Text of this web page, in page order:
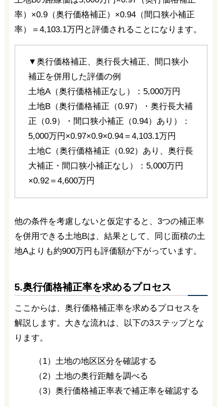
率）×0.9（奥行価格補正）×0.94（間口狭小補正
率）＝4,103.1万円と評価されることになります。
▼奥行価格補正、奥行長大補正、間口狭小
補正を併用した評価の例
土地A（奥行価格補正なし）：5,000万円
土地B（奥行価格補正（0.97）・奥行長大補
正（0.9）・間口狭小補正（0.94）あり）：
5,000万円×0.97×0.9×0.94＝4,103.1万円
土地C（奥行価格補正（0.92）あり、奥行長
大補正・間口狭小補正なし）：5,000万円
×0.92＝4,600万円
他の条件を考慮しないと仮定すると、3つの補正率
を併用できる土地Bは、結果として、同じ面積の土
地Aよりも約900万円も評価額が下がっています。
5.奥行価格補正率を求めるプロセス
ここからは、奥行価格補正率を求めるプロセスを
解説します。大きな流れは、以下の3ステップとな
ります。
（1）土地の地区区分を確認する
（2）土地の奥行距離を調べる
（3）奥行価格補正率表で補正率を確認する